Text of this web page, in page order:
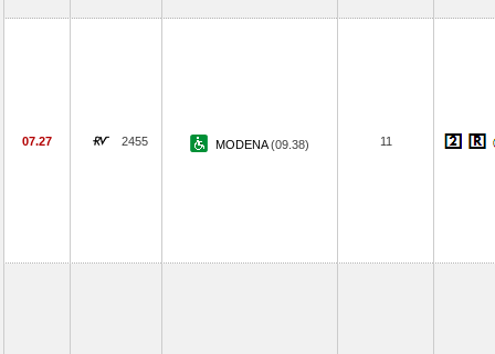
07.27 2455 MODENA(09.38) 11